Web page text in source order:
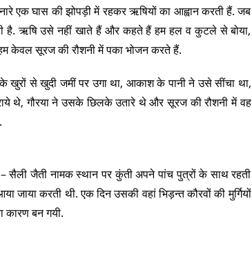
एक घास की झोपड़ी में रहकर ऋषियों का आह्वान करती हैं. जब
है. ऋषि उसे नहीं खाते हैं और कहते हैं हम हल व कुटले से बोया,
केवल सूरज की रौशनी में पका भोजन करते हैं.
से खुदी जमीं पर उगा था, आकाश के पानी ने उसे सींचा था,
थे, गौरया ने उसके छिलके उतारे थे और सूरज की रौशनी में वह
सैली जैती नामक स्थान पर कुंती अपने पांच पुत्रों के साथ रहती
जाया करती थी. एक दिन उसकी वहां भिड़न्त कौरवों की मुर्गियों
कारण बन गयी.